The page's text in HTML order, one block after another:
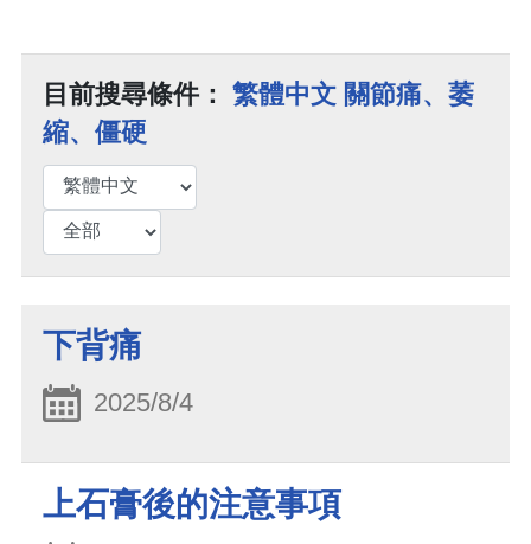
目前搜尋條件： 繁體中文 關節痛、萎
縮、僵硬
下背痛
2025/8/4
上石膏後的注意事項